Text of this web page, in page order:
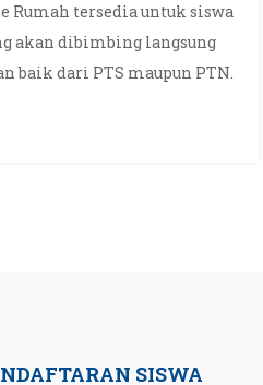
Rumah tersedia untuk siswa
akan dibimbing langsung
baik dari PTS maupun PTN.
SISWA